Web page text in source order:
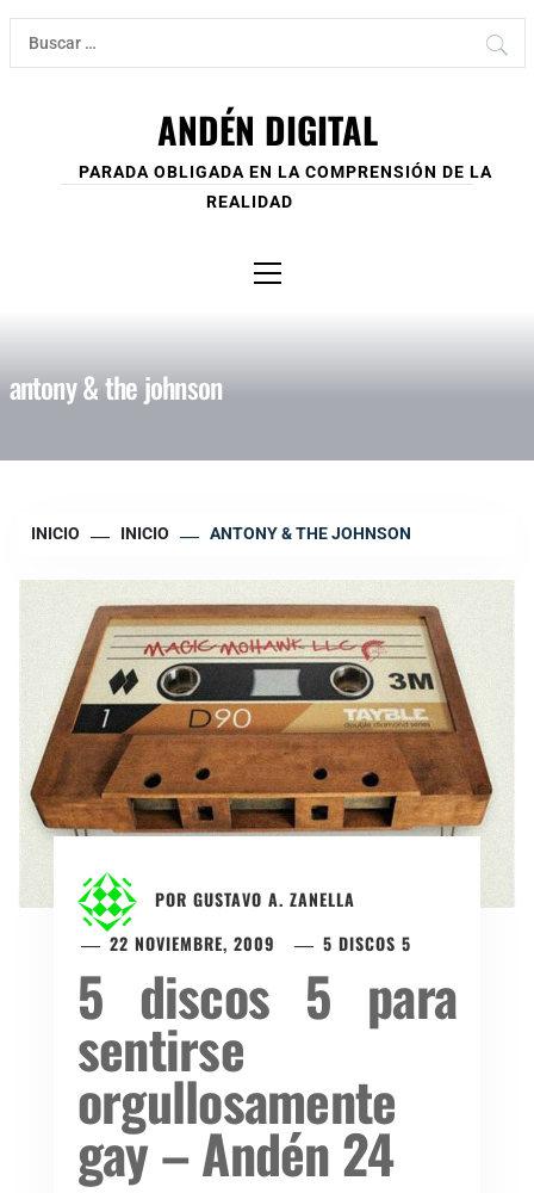
Ir
contenido
Buscar:
ANDÉN DIGITAL
PARADA OBLIGADA EN LA COMPRENSIÓN DE LA
REALIDAD
principal
antony & the johnson
INICIO INICIO ANTONY & THE JOHNSON
POR GUSTAVO A. ZANELLA
22 NOVIEMBRE, 2009
5 DISCOS 5
5 discos 5 para
sentirse
orgullosamente
gay – Andén 24